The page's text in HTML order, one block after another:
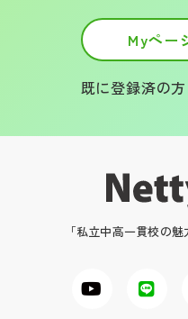
Myペー
既に登録済の
「私立中高一貫校の